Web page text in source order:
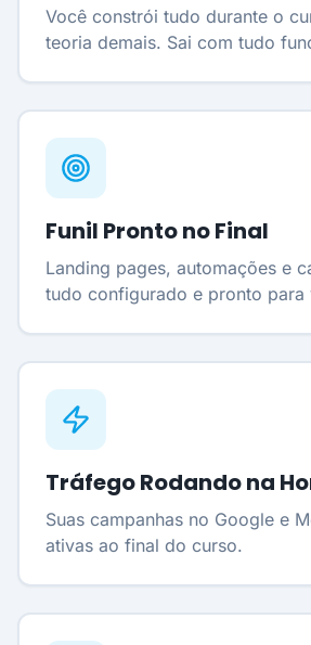
Você constrói tudo durante o
teoria demais. Sai com tudo
Funil Pronto no Final
Landing pages, automações e
tudo configurado e pronto para
Tráfego Rodando na
Suas campanhas no Google e
ativas ao final do curso.